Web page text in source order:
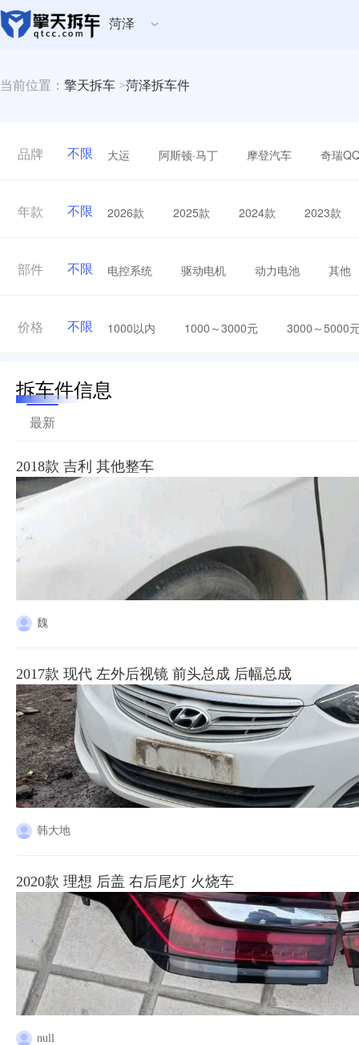
菏泽
当前位置： 擎天拆车 >菏泽拆车件
品牌 不限 大运 阿斯顿·马丁 摩登汽车 奇瑞
年款 不限 2026款 2025款 2024款 2023款
部件 不限 电控系统 驱动电机 动力电池 其他
价格 不限 1000以内 1000～3000元 3000～5000
拆车件信息
最新
2018款 吉利 其他整车
魏
2017款 现代 左外后视镜 前头总成 后幅总成
韩大地
2020款 理想 后盖 右后尾灯 火烧车
null